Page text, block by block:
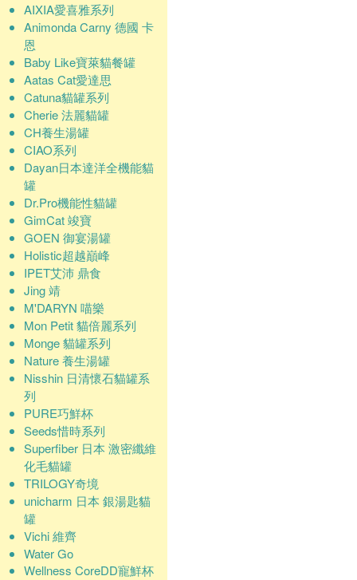
AIXIA愛喜雅系列
Animonda Carny 德國 卡
恩
Baby Like寶萊貓餐罐
Aatas Cat愛達思
Catuna貓罐系列
Cherie 法麗貓罐
CH養生湯罐
CIAO系列
Dayan日本達洋全機能貓
罐
Dr.Pro機能性貓罐
GimCat 竣寶
GOEN 御宴湯罐
Holistic超越巔峰
IPET艾沛 鼎食
Jing 靖
M'DARYN 喵樂
Mon Petit 貓倍麗系列
Monge 貓罐系列
Nature 養生湯罐
Nisshin 日清懷石貓罐系
列
PURE巧鮮杯
Seeds惜時系列
Superfiber 日本 激密纖維
化毛貓罐
TRILOGY奇境
unicharm 日本 銀湯匙貓
罐
Vichi 維齊
Water Go
Wellness CoreDD寵鮮杯